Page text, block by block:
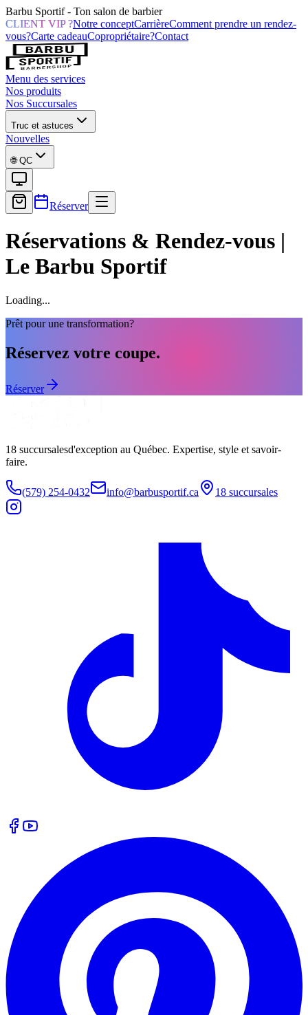
Barbu Sportif - Ton salon de barbier
CLIENT VIP ?Notre conceptCarrièreComment prendre un rendez-
vous?Carte cadeauCopropriétaire?Contact
Menu des services
Nos produits
Nos Succursales
Truc et astuces
Nouvelles
🌐QC
Réserver
Réservations & Rendez-vous |
Le Barbu Sportif
Loading...
Prêt pour une transformation?
Réservez votre coupe.
Réserver
18 succursalesd'exception au Québec. Expertise, style et savoir-
faire.
(579) 254-0432 info@barbusportif.ca 18 succursales